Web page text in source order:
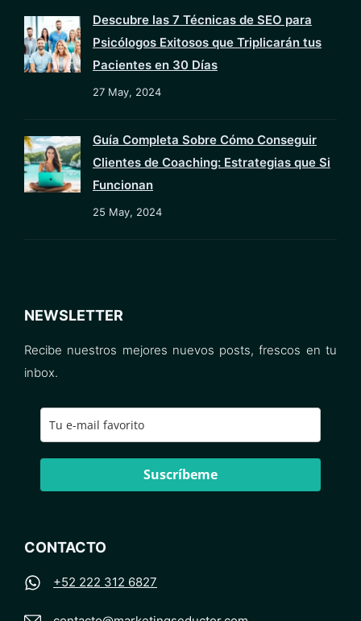
Descubre las 7 Técnicas de SEO para
Psicólogos Exitosos que Triplicarán tus
Pacientes en 30 Días
27 May, 2024
Guía Completa Sobre Cómo Conseguir
Clientes de Coaching: Estrategias que Si
Funcionan
25 May, 2024
NEWSLETTER
Recibe nuestros mejores nuevos posts, frescos en tu
inbox.
Suscríbeme
CONTACTO
+52 222 312 6827